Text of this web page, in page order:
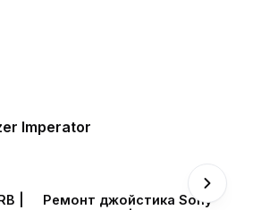
Imperator
|
Ремонт джойстика Sony